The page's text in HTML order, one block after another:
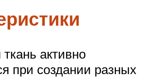
активно
при создании разных